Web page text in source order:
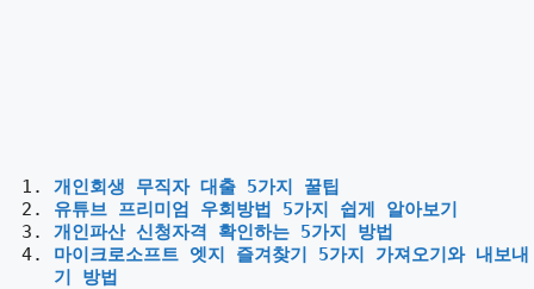
개인회생 무직자 대출 5가지 꿀팁
유튜브 프리미엄 우회방법 5가지 쉽게 알아보기
개인파산 신청자격 확인하는 5가지 방법
마이크로소프트 엣지 즐겨찾기 5가지 가져오기와 내보내
기 방법